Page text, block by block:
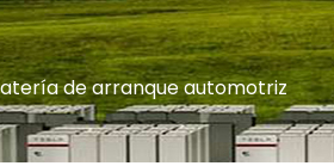
de arranque automotriz